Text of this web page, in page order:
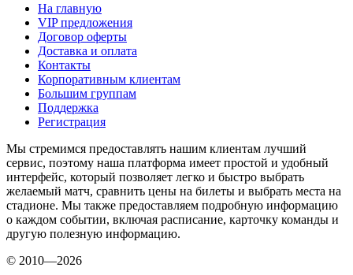
На главную
VIP предложения
Договор оферты
Доставка и оплата
Контакты
Корпоративным клиентам
Большим группам
Поддержка
Регистрация
Мы стремимся предоставлять нашим клиентам лучший
сервис, поэтому наша платформа имеет простой и удобный
интерфейс, который позволяет легко и быстро выбрать
желаемый матч, сравнить цены на билеты и выбрать места на
стадионе. Мы также предоставляем подробную информацию
о каждом событии, включая расписание, карточку команды и
другую полезную информацию.
© 2010—2026